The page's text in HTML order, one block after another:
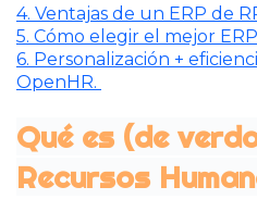
4. Ventajas de un ERP de
5. Cómo elegir el mejor
6. Personalización +
OpenHR.
Qué es (de
Recursos